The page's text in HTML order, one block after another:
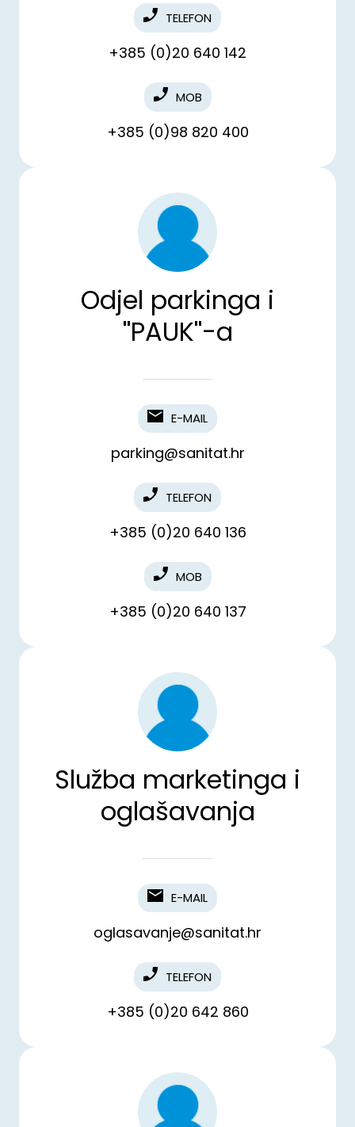
TELEFON
+385 (0)20 640 142
MOB
+385 (0)98 820 400
Odjel parkinga i
''PAUK''-a
E-MAIL
parking@sanitat.hr
TELEFON
+385 (0)20 640 136
MOB
+385 (0)20 640 137
Služba marketinga i
oglašavanja
E-MAIL
oglasavanje@sanitat.hr
TELEFON
+385 (0)20 642 860